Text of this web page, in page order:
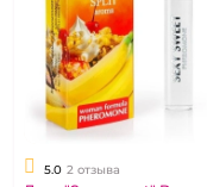
5.0 2 отзыва